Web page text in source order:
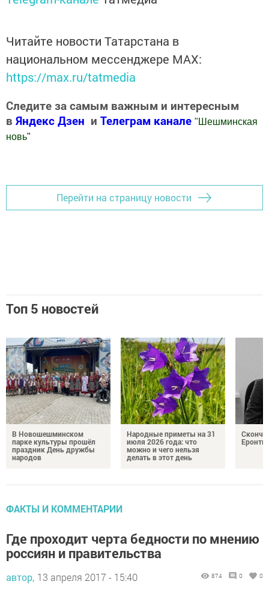
Читайте новости Татарстана в
национальном мессенджере MАХ:
https://max.ru/tatmedia
Следите за самым важным и интересным
в Яндекс Дзен и Телеграм канале " Шешминская
новь"
Перейти на страницу новости
Топ 5 новостей
В Новошешминском
парке культуры прошёл
праздник День дружбы
народов
Народные приметы на 31
июля 2026 года: что
можно и чего нельзя
делать в этот день
ФАКТЫ И КОММЕНТАРИИ
Где проходит черта бедности по мнению
россиян и правительства
автор, 13 апреля 2017 - 15:40 874 0 0